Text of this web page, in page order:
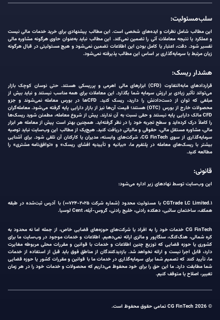
سلب‌مسئولیت:
این مطالب شامل نظرات و ایده‌های شخصی است. این مطالب پیشنهادی برای خرید خدمات مالی نیست
و عملکرد یا نتیجه معاملات آتی را تضمین نمی‌کند. این مطالب نباید به‌عنوان حاوی هرگونه مشاوره مالی
تفسیر شود. دقت، اعتبار یا کامل بودن این اطلاعات تضمین نمی‌شود و هیچ مسئولیتی در قبال هرگونه
زیان مرتبط با سرمایه‌گذاری بر اساس این مطالب پذیرفته نمی‌شود.
هشدار ریسک:
قراردادهای مابه‌التفاوت (CFD) ابزارهای مالی اهرمی و پرریسکی هستند. حتی نوسان کوچک بازار
می‌تواند تأثیر زیادی بر ارزش سرمایه شما بگذارد. این معاملات برای همه مناسب نیستند و نباید بیش از
مبلغی که توان از دست‌دادنش را دارید، ریسک کنید. CFDها در بورس معامله نمی‌شوند و جزو
محصولات خارج از بورس (OTC) هستند؛ قیمت آن‌ها نیز از بازار دارایی پایه گرفته می‌شود. معامله‌گران
CFD مالک دارایی پایه نیستند و حقی نسبت به آن ندارند. پیش از شروع معامله، مطمئن شوید ریسک‌ها
را کاملاً درک کرده‌اید و سطح تجربه خود را در نظر گرفته‌اید. همچنین بهتر است پیش از معامله هر ابزار
مالی، مشاوره مستقل مالی، حقوقی و مالیاتی دریافت کنید. هیچ‌یک از مطالب این وب‌سایت نباید توصیه
سرمایه‌گذاری از سوی CG FinTech، شرکت‌های وابسته، مدیران یا کارکنان آن تلقی شود. برای آشنایی
بیشتر با ریسک‌های معامله در پلتفرم ما، «بیانیه و تأییدیه افشای ریسک» و «توافق‌نامه مشتری» را
مطالعه کنید.
قانونی:
این وب‌سایت توسط نهادهای زیر اداره می‌شود:
۱.CGTrade LC Limited با مسئولیت محدود (شماره شرکت ۲۰۲۵-۰۰۷۲۴) با آدرس ثبت‌شده در طبقه
همکف، ساختمان ساثبی، دهکده رادنی، خلیج رادنی، گروس-آیله، Cent لوسیا.
CG FinTech خدمات خود را به افراد یا شرکت‌های حوزه‌های قضایی خاص، از جمله اما نه محدود به
کره شمالی، هنگ‌کنگ، سنگاپور و مالزی ارائه نمی‌دهیم. اطلاعات و خدمات موجود در وب‌سایت ما برای
کشوری یا حوزه قضایی که توزیع چنین اطلاعات و خدمات با قوانین و مقررات محلی مربوطه مغایرت
دارد، قابل اجرا نیست و ارائه نخواهد شد. بازدیدکنندگان از مناطق فوق باید قبل از استفاده از خدمات
ما، تأیید کنند که تصمیم شما برای سرمایه‌گذاری در خدمات ما با قوانین و مقررات کشور یا حوزه قضایی
شما مطابقت دارد. ما این حق را برای خود محفوظ می‌داریم که محصولات و خدمات خود را در هر زمان
تغییر، اصلاح یا متوقف کنیم.
© 2026 CG FinTech تمامی حقوق محفوظ است.